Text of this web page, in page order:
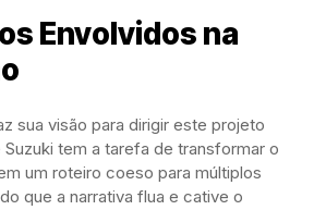
Envolvidos na
sua visão para dirigir este projeto
tem a tarefa de transformar o
um roteiro coeso para múltiplos
que a narrativa flua e cative o